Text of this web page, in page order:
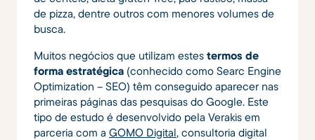
de pizza, dentre outros com menores volumes de
busca.
Muitos negócios que utilizam estes termos de
forma estratégica (conhecido como Searc Engine
Optimization – SEO) têm conseguido aparecer nas
primeiras páginas das pesquisas do Google. Este
tipo de estudo é desenvolvido pela Verakis em
parceria com a GOMO Digital, consultoria digital